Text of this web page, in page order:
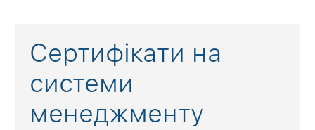
Сертифікати на
системи
менеджменту